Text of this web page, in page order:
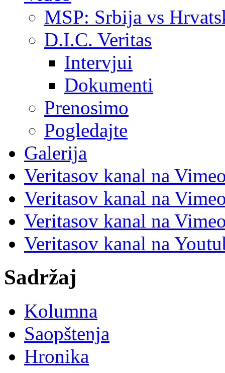
MSP: Srbija vs
D.I.C. Veritas
Intervjui
Dokumenti
Prenosimo
Pogledajte
Galerija
Veritasov kanal na
Veritasov kanal na
Veritasov kanal na
Veritasov kanal na
Sadržaj
Kolumna
Saopštenja
Hronika